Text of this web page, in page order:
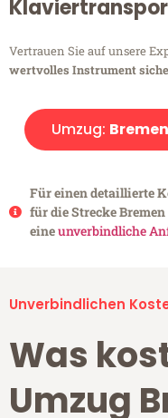
Vertrauen Sie auf unsere
wertvolles Instrument
Umzug:
Für einen detaillierte
für die Strecke
eineunverbindliche
Unverbindlichen
Was
Umzug